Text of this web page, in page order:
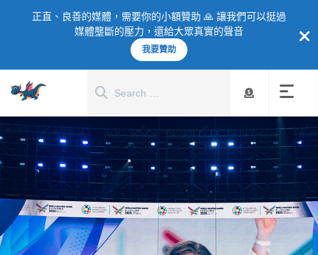
正直、良善的媒體，需要你的小額贊助 🙏 讓我們可以挺過
媒體壟斷的壓力，還給大眾真實的聲音
我要贊助